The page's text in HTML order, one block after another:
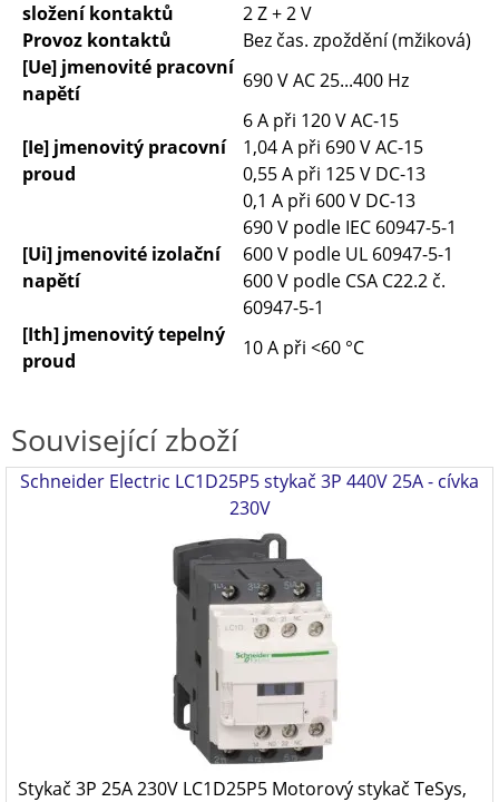
složení kontaktů
2 Z + 2 V
Provoz kontaktů
Bez čas. zpoždění (mžiková)
[Ue] jmenovité pracovní
napětí
690 V AC 25...400 Hz
[Ie] jmenovitý pracovní
proud
6 A při 120 V AC-15
1,04 A při 690 V AC-15
0,55 A při 125 V DC-13
0,1 A při 600 V DC-13
[Ui] jmenovité izolační
napětí
690 V podle IEC 60947-5-1
600 V podle UL 60947-5-1
600 V podle CSA C22.2 č.
60947-5-1
[Ith] jmenovitý tepelný
proud
10 A při <60 °C
Související zboží
Schneider Electric LC1D25P5 stykač 3P 440V 25A - cívka
230V
Stykač 3P 25A 230V LC1D25P5 Motorový stykač TeSys,